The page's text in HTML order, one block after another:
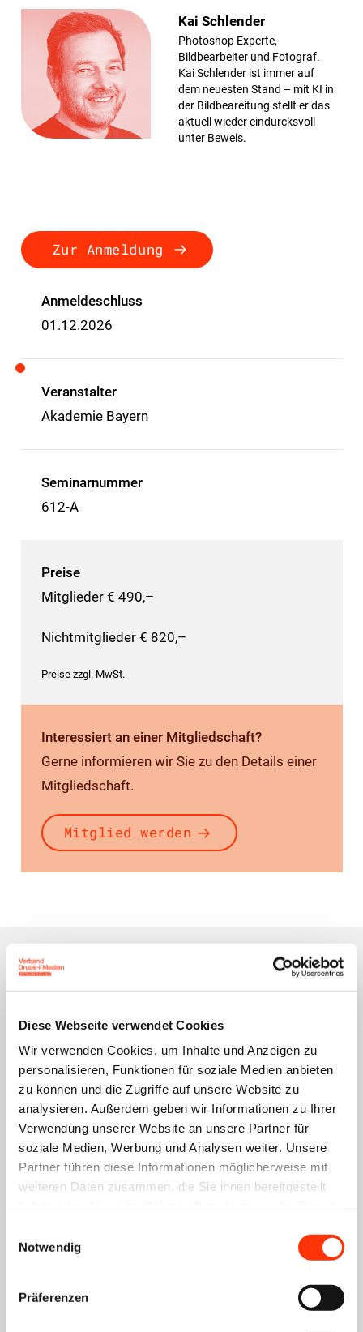
Diese Webseite verwendet Cookies
Wir verwenden Cookies, um Inhalte und Anzeigen zu
personalisieren, Funktionen für soziale Medien anbieten
zu können und die Zugriffe auf unsere Website zu
analysieren. Außerdem geben wir Informationen zu Ihrer
Verwendung unserer Website an unsere Partner für
soziale Medien, Werbung und Analysen weiter. Unsere
Partner führen diese Informationen möglicherweise mit
weiteren Daten zusammen, die Sie ihnen bereitgestellt
Notwendig
Präferenzen
Kai Schlender
Photoshop Experte,
Bildbearbeiter und Fotograf.
Kai Schlender ist immer auf
dem neuesten Stand – mit KI in
der Bildbeareitung stellt er das
aktuell wieder eindurcksvoll
unter Beweis.
Zur Anmeldung
Anmeldeschluss
01.12.2026
Veranstalter
Akademie Bayern
Seminarnummer
612-A
Preise
Mitglieder € 490,–
Nichtmitglieder € 820,–
Preise zzgl. MwSt.
Interessiert an einer Mitgliedschaft?
Gerne informieren wir Sie zu den Details einer
Mitgliedschaft.
Mitglied werden
Ihr Ansprechpartner
Kerstin Niedermayer
Referentin für Seminar- und
Veranstaltungsmanagement
k.niedermayer@vdmb.de
Seminar buchen